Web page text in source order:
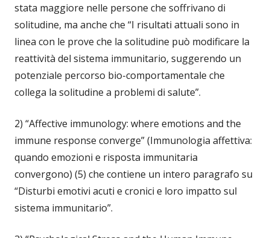
stata maggiore nelle persone che soffrivano di
solitudine, ma anche che “I risultati attuali sono in
linea con le prove che la solitudine può modificare la
reattività del sistema immunitario, suggerendo un
potenziale percorso bio-comportamentale che
collega la solitudine a problemi di salute”.
2) “Affective immunology: where emotions and the
immune response converge” (Immunologia affettiva:
quando emozioni e risposta immunitaria
convergono) (5) che contiene un intero paragrafo su
“Disturbi emotivi acuti e cronici e loro impatto sul
sistema immunitario”.